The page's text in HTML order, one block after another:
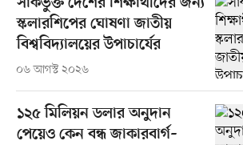
স্কলারশিপের ঘোষণা জাতীয়
বিশ্ববিদ্যালয়ের উপাচার্যের
০৬ আগস্ট ২০২৬
১২৫ মিলিয়ন ডলার অনুদান
পেয়েও কেন বন্ধ জাকারবার্গ–